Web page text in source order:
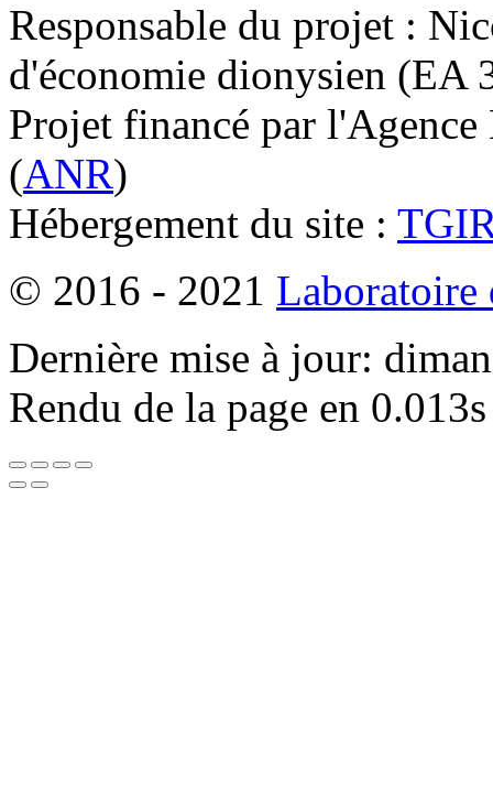
Responsable du projet :
d'économie dionysien
Projet financé par l'Agence
(ANR)
Hébergement du site :
© 2016 - 2021 Laboratoire
Dernière mise à jour:
Rendu de la page en 0.013s